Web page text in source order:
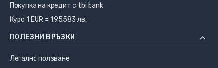
Покупка на кредит с tbi bank
Курс 1 EUR = 1.95583 лв.
ПОЛЕЗНИ ВРЪЗКИ
Легално ползване